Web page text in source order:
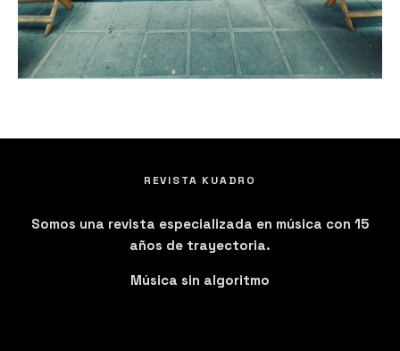
REVISTA KUADRO
Somos una revista especializada en música con 15
años de trayectoria.
Música sin algoritmo